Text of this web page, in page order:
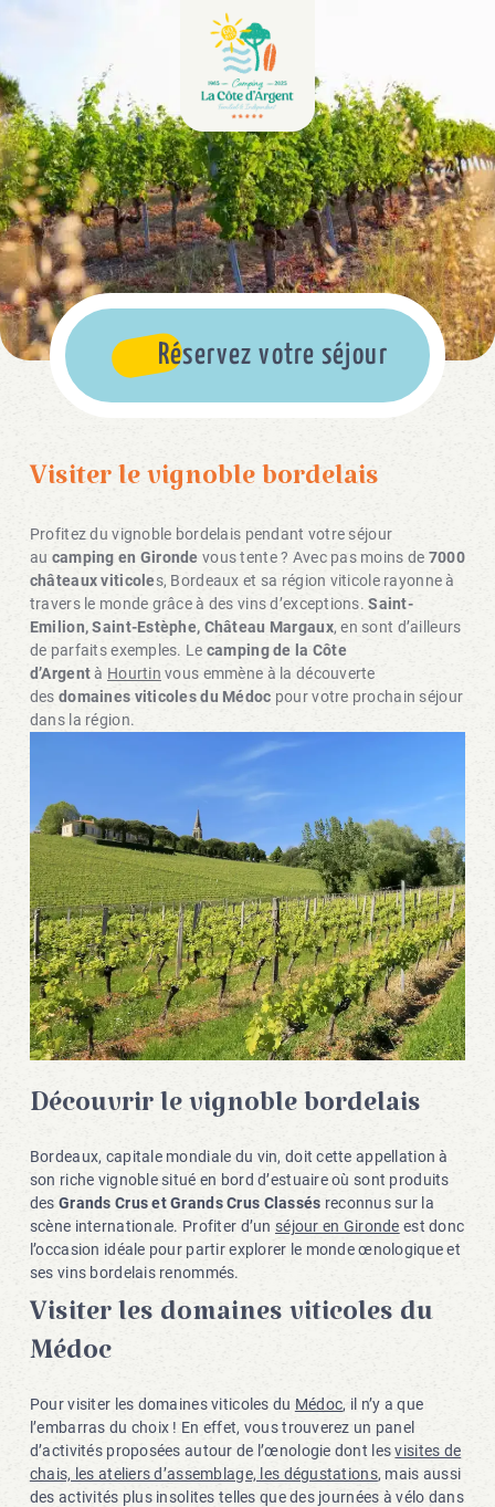
Réservez votre séjour
Visiter le vignoble bordelais
Profitez du vignoble bordelais pendant votre séjour
au camping en Gironde vous tente ? Avec pas moins de 7000
châteaux viticoles, Bordeaux et sa région viticole rayonne à
travers le monde grâce à des vins d’exceptions.Saint-
Emilion, Saint-Estèphe, Château Margaux, en sont d’ailleurs
de parfaits exemples. Le camping de la Côte
d’Argentà Hourtin vous emmène à la découverte
des domaines viticoles du Médoc pour votre prochain séjour
dans la région.
Découvrir le vignoble bordelais
Bordeaux, capitale mondiale du vin, doit cette appellation à
son riche vignoble situé en bord d’estuaire où sont produits
des Grands Crus et Grands Crus Classés reconnus sur la
scène internationale. Profiter d’un séjour en Gironde est donc
l’occasion idéale pour partir explorer le monde œnologique et
ses vins bordelais renommés.
Visiter les domaines viticoles du
Médoc
Pour visiter les domaines viticoles du Médoc, il n’y a que
l’embarras du choix ! En effet, vous trouverez un panel
d’activités proposées autour de l’œnologie dont lesvisites de
chais, les ateliers d’assemblage, les dégustations, mais aussi
des activités plus insolites telles que des journées à vélo dans